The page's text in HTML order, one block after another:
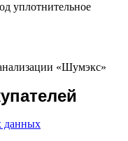
уплотнительное
«Шумэкс»
данных